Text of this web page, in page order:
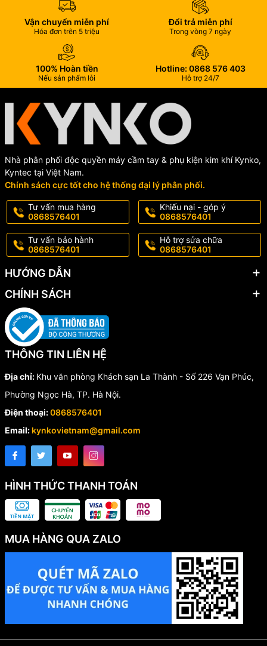
Vận chuyển miễn phí
Hóa đơn trên 5 triệu
Đổi trả miễn phí
Trong vòng 7 ngày
100% Hoàn tiền
Nếu sản phẩm lỗi
Hotline: 0868 576 403
Hỗ trợ 24/7
Nhà phân phối độc quyền máy cầm tay & phụ kiện kim khí Kynko,
Kyntec tại Việt Nam.
Chính sách cực tốt cho hệ thống đại lý phân phối.
Tư vấn mua hàng
0868576401
Khiếu nại - góp ý
0868576401
Tư vấn bảo hành
0868576401
Hỗ trợ sửa chữa
0868576401
HƯỚNG DẪN
CHÍNH SÁCH
THÔNG TIN LIÊN HỆ
Địa chỉ: Khu văn phòng Khách sạn La Thành - Số 226 Vạn Phúc,
Phường Ngọc Hà, TP. Hà Nội.
Điện thoại:0868576401
Email: kynkovietnam@gmail.com
HÌNH THỨC THANH TOÁN
MUA HÀNG QUA ZALO